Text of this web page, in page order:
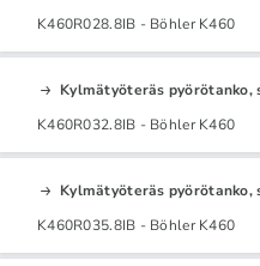
K460R028.8IB - Böhler K460
Kylmätyöteräs pyörötanko,
K460R032.8IB - Böhler K460
Kylmätyöteräs pyörötanko,
K460R035.8IB - Böhler K460